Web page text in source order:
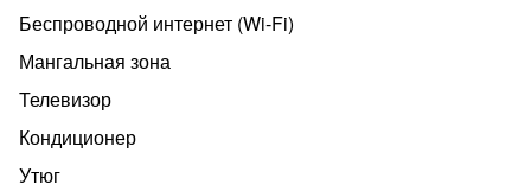
В комнате могут проживать 2-3 человека .
Беспроводной интернет (Wi‑Fi)
Мангальная зона
Телевизор
Кондиционер
Утюг